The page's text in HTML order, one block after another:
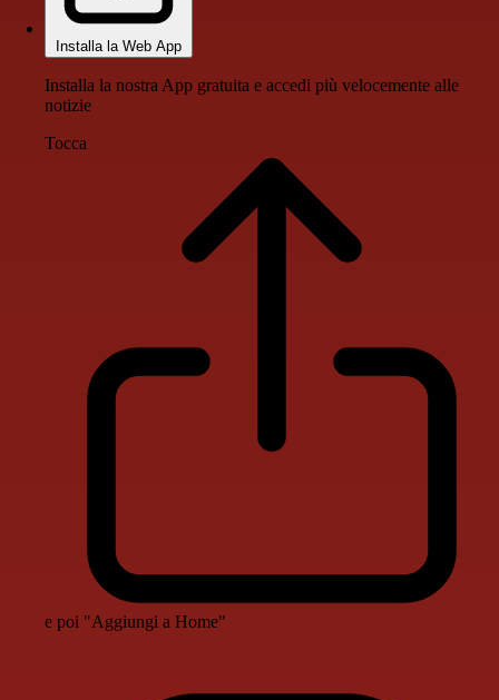
Installa la Web App
Installa la nostra App gratuita e accedi più velocemente alle
notizie
Tocca
e poi "Aggiungi a Home"